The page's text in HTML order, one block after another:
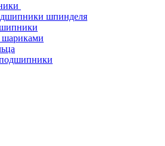
шпинделя
шариками